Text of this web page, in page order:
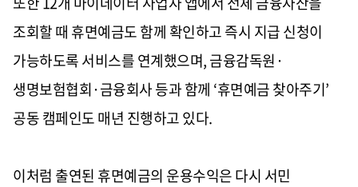
조회할 때 휴면예금도 함께 확인하고 즉시 지급 신청이
가능하도록 서비스를 연계했으며, 금융감독원·
생명보험협회·금융회사 등과 함께 ‘휴면예금 찾아주기’
공동 캠페인도 매년 진행하고 있다.
이처럼 출연된 휴면예금의 운용수익은 다시 서민